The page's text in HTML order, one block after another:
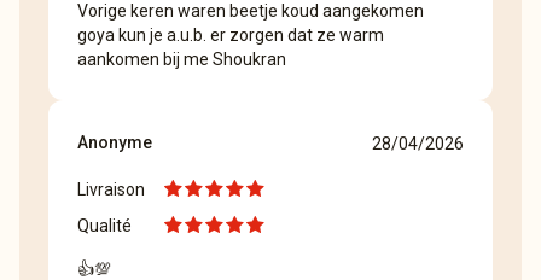
Vorige keren waren beetje koud aangekomen
goya kun je a.u.b. er zorgen dat ze warm
aankomen bij me Shoukran
Anonyme 28/04/2026
Livraison
Qualité
👍💯